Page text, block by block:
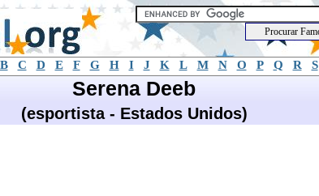
B C D E F G H I J K L M N O P Q R S
Serena Deeb
(esportista - Estados Unidos)